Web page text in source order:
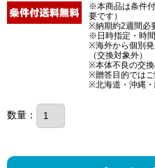
※本商品は条件
要です）
※納期約2週間必
※日時指定・時間
※海外から個別
（交換対象外）
※本体不良の交
※贈答目的では
※北海道・沖縄
数量：